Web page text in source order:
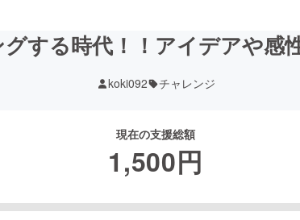
する時代！！アイデアや感
koki092 チャレンジ
現在の支援総額
1,500円